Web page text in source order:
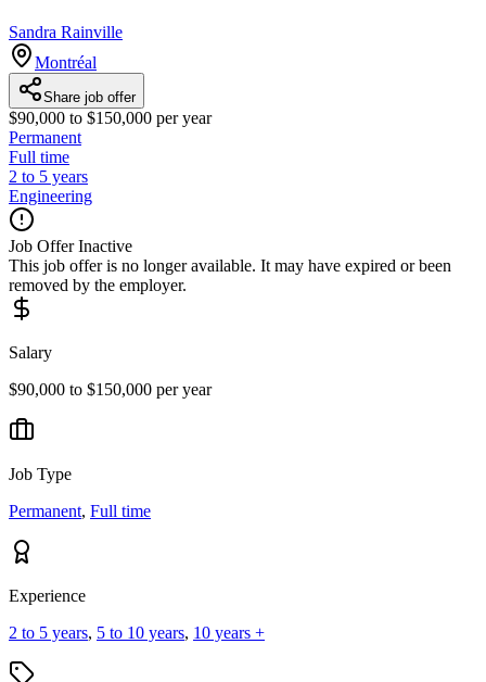
Sandra Rainville
Montréal
Share job offer
$90,000 to $150,000 per year
Permanent
Full time
2 to 5 years
Engineering
Job Offer Inactive
This job offer is no longer available. It may have expired or been
removed by the employer.
Salary
$90,000 to $150,000 per year
Job Type
Permanent, Full time
Experience
2 to 5 years, 5 to 10 years, 10 years +